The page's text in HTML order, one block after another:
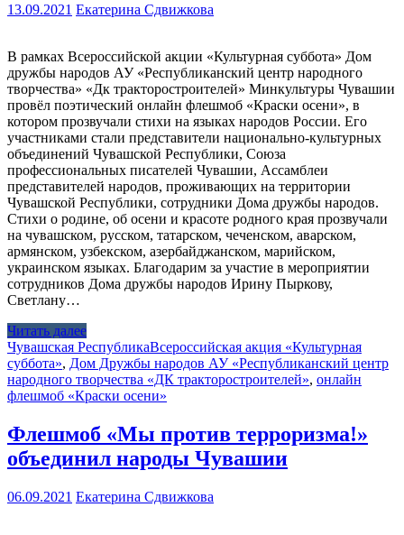
13.09.2021 Екатерина Сдвижкова
В рамках Всероссийской акции «Культурная суббота» Дом
дружбы народов АУ «Республиканский центр народного
творчества» «Дк тракторостроителей» Минкультуры Чувашии
провёл поэтический онлайн флешмоб «Краски осени», в
котором прозвучали стихи на языках народов России. Его
участниками стали представители национально-культурных
объединений Чувашской Республики, Союза
профессиональных писателей Чувашии, Ассамблеи
представителей народов, проживающих на территории
Чувашской Республики, сотрудники Дома дружбы народов.
Стихи о родине, об осени и красоте родного края прозвучали
на чувашском, русском, татарском, чеченском, аварском,
армянском, узбекском, азербайджанском, марийском,
украинском языках. Благодарим за участие в мероприятии
сотрудников Дома дружбы народов Ирину Пыркову,
Светлану…
Читать далее
Чувашская РеспубликаВсероссийская акция «Культурная
суббота», Дом Дружбы народов АУ «Республиканский центр
народного творчества «ДК тракторостроителей», онлайн
флешмоб «Краски осени»
Флешмоб «Мы против терроризма!»
объединил народы Чувашии
06.09.2021 Екатерина Сдвижкова